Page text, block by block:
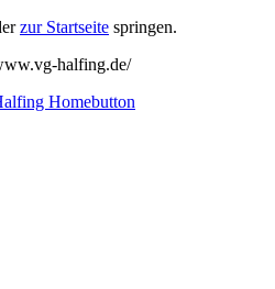
zur Startseite springen.
halfing.de/